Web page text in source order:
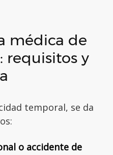
médica de
requisitos y
temporal, se da
o accidente de